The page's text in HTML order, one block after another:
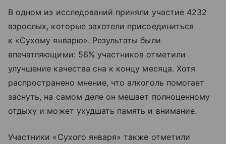
В одном из исследований приняли участие 4232
взрослых, которые захотели присоединиться
к «Сухому январю». Результаты были
впечатляющими: 56% участников отметили
улучшение качества сна к концу месяца. Хотя
распространено мнение, что алкоголь помогает
заснуть, на самом деле он мешает полноценному
отдыху и может ухудшать память и внимание.
Участники «Сухого января» также отметили